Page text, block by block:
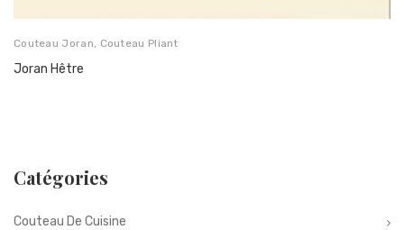
Couteau Joran, Couteau Pliant
Joran Hêtre
Catégories
Couteau De Cuisine